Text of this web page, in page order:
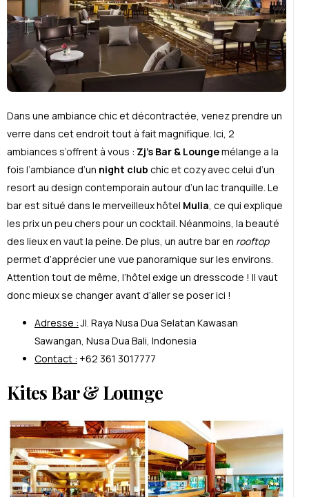
Dans une ambiance chic et décontractée, venez prendre un
verre dans cet endroit tout à fait magnifique. Ici, 2
ambiances s’offrent à vous : Zj’s Bar & Loungemélange a la
fois l’ambiance d’un night club chic et cozy avec celui d’un
resort au design contemporain autour d’un lac tranquille. Le
bar est situé dans le merveilleux hôtel Mulia , ce qui explique
les prix un peu chers pour un cocktail. Néanmoins, la beauté
des lieux en vaut la peine. De plus, un autre bar en rooftop
permet d’apprécier une vue panoramique sur les environs.
Attention tout de même, l’hôtel exige un dresscode ! Il vaut
donc mieux se changer avant d’aller se poser ici !
Adresse :Jl. Raya Nusa Dua Selatan Kawasan
Sawangan, Nusa Dua Bali, Indonesia
Contact : +62 361 3017777
Kites Bar & Lounge